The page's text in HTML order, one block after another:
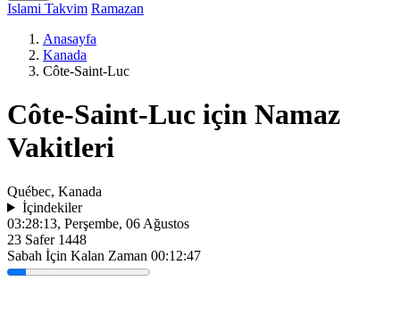
Islami Takvim Ramazan
Anasayfa
Kanada
Côte-Saint-Luc
Côte-Saint-Luc için Namaz
Vakitleri
Québec, Kanada
İçindekiler
03:28:13, Perşembe, 06 Ağustos
23 Safer 1448
Sabah İçin Kalan Zaman 00:12:47